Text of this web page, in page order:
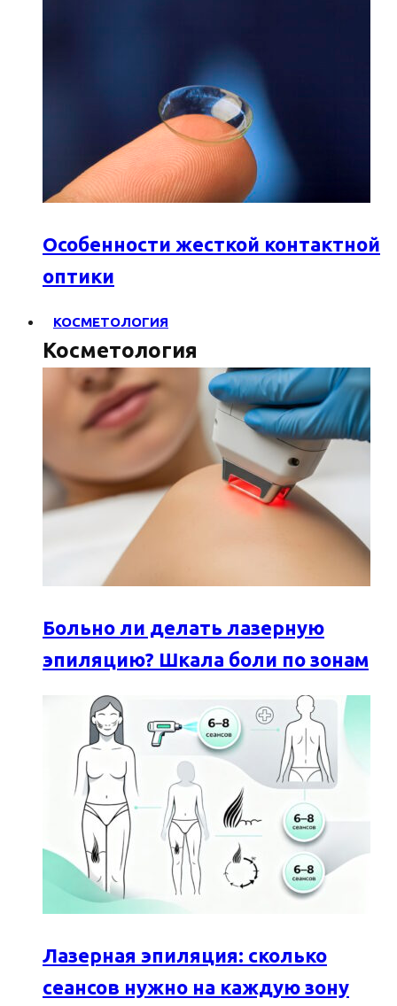
Особенности жесткой контактной
оптики
КОСМЕТОЛОГИЯ
Косметология
Больно ли делать лазерную
эпиляцию? Шкала боли по зонам
Лазерная эпиляция: сколько
сеансов нужно на каждую зону